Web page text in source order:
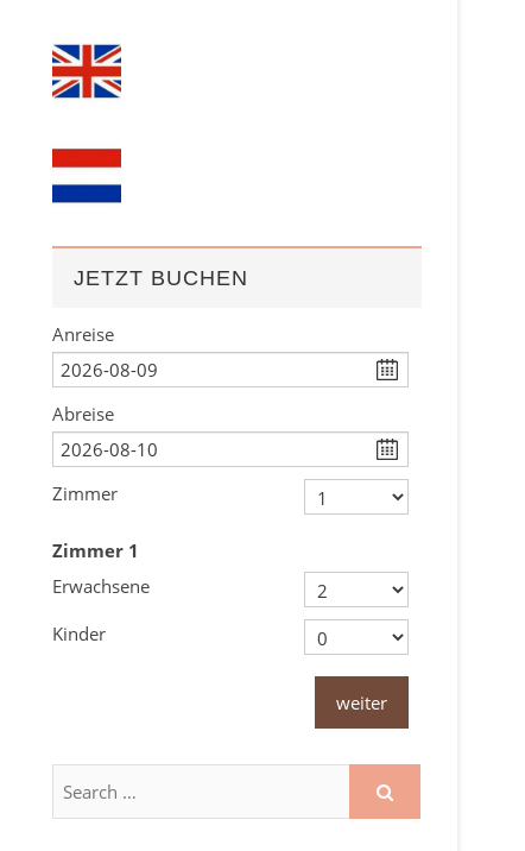
JETZT BUCHEN
Anreise
Abreise
Zimmer
Zimmer 1
Erwachsene
Kinder
weiter